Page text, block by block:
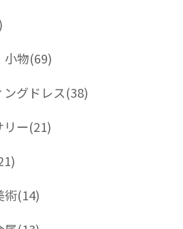
小物(69)
ングドレス(38)
リー(21)
術(14)